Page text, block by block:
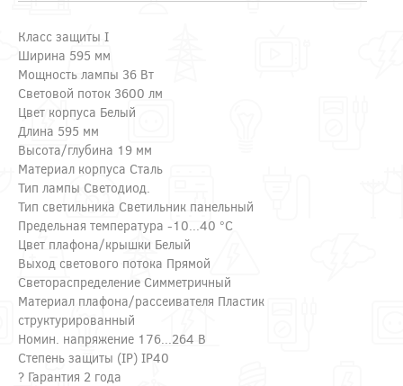
Класс защиты I
Ширина 595 мм
Мощность лампы 36 Вт
Световой поток 3600 лм
Цвет корпуса Белый
Длина 595 мм
Высота/глубина 19 мм
Материал корпуса Сталь
Тип лампы Светодиод.
Тип светильника Светильник панельный
Предельная температура -10...40 °C
Цвет плафона/крышки Белый
Выход светового потока Прямой
Светораспределение Симметричный
Материал плафона/рассеивателя Пластик
структурированный
Номин. напряжение 176...264 В
Степень защиты (IP) IP40
? Гарантия 2 года